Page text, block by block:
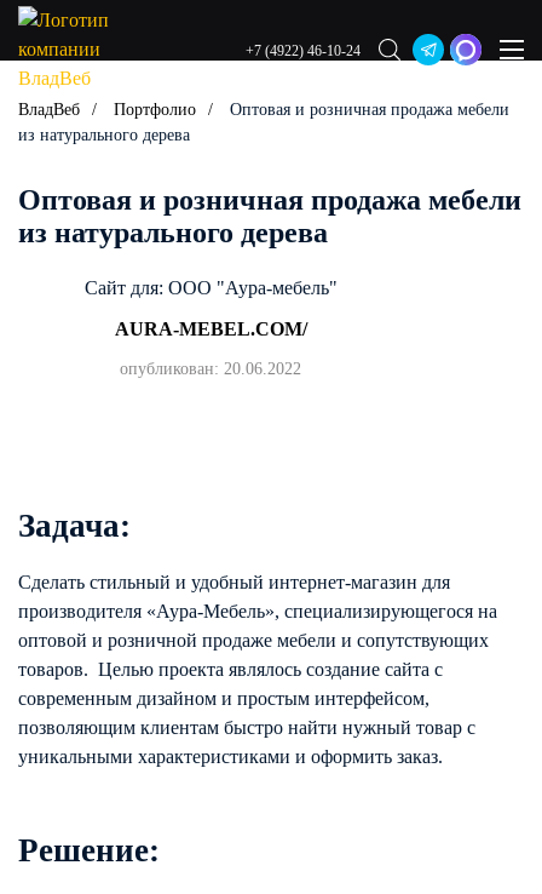
+7 (4922) 46-10-24
ВладВеб Портфолио
Оптовая и розничная продажа мебели
из натурального дерева
Оптовая и розничная продажа мебели
из натурального дерева
Сайт для: ООО "Аура-мебель"
AURA-MEBEL.COM/
опубликован: 20.06.2022
Задача:
Сделать стильный и удобный интернет-магазин для
производителя «Аура-Мебель», специализирующегося на
оптовой и розничной продаже мебели и сопутствующих
товаров. Целью проекта являлось создание сайта с
современным дизайном и простым интерфейсом,
позволяющим клиентам быстро найти нужный товар с
уникальными характеристиками и оформить заказ.
Решение: